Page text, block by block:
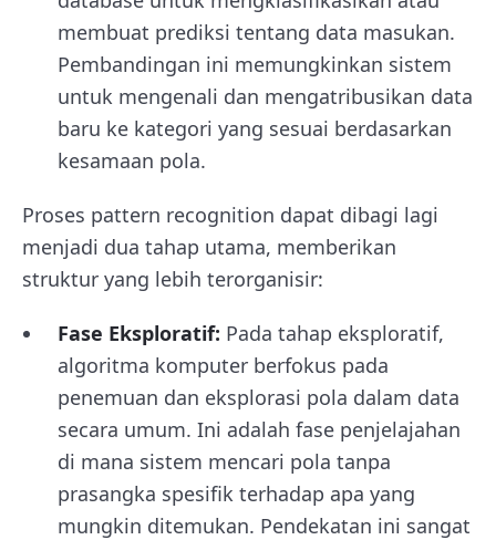
membuat prediksi tentang data masukan.
Pembandingan ini memungkinkan sistem
untuk mengenali dan mengatribusikan data
baru ke kategori yang sesuai berdasarkan
kesamaan pola.
Proses pattern recognition dapat dibagi lagi
menjadi dua tahap utama, memberikan
struktur yang lebih terorganisir:
Fase Eksploratif: Pada tahap eksploratif,
algoritma komputer berfokus pada
penemuan dan eksplorasi pola dalam data
secara umum. Ini adalah fase penjelajahan
di mana sistem mencari pola tanpa
prasangka spesifik terhadap apa yang
mungkin ditemukan. Pendekatan ini sangat